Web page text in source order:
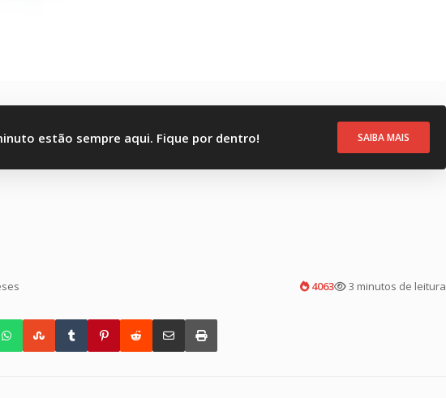
estão sempre aqui. Fique por dentro! SAIBA MAIS
4063 3 minutos de leitura